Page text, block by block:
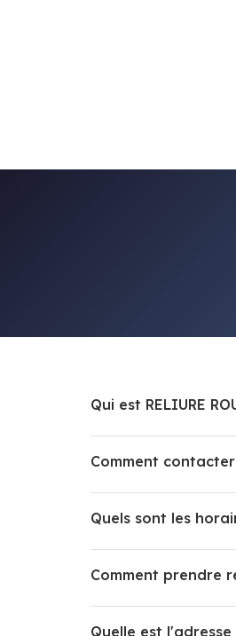
Qui est RELIURE
Comment contacter
Quels sont les
Comment prendre
Quelle est l'adresse